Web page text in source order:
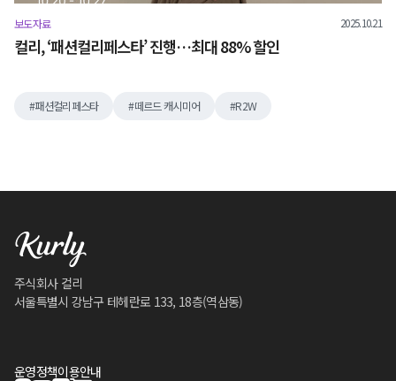
보도자료 2025.10.21
컬리, ‘패션컬리페스타’ 진행…최대 88% 할인
패션컬리페스타 떼르드 캐시미어 R2W
주식회사 컬리
서울특별시 강남구 테헤란로 133, 18층(역삼동)
운영정책이용안내